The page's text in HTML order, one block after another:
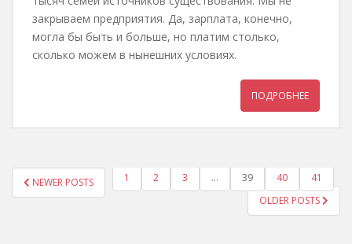
закрываем предприятия. Да, зарплата, конечно,
могла бы быть и больше, но платим столько,
сколько можем в нынешних условиях.
ПОДРОБНЕЕ
ПАГИНАЦИЯ ЗАПИСЕЙ
NEWER POSTS 1 2 3 … 39 40
41
OLDER POSTS